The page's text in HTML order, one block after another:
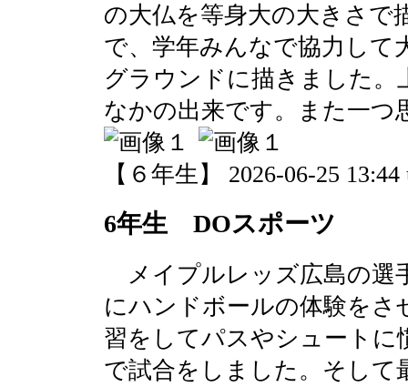
の大仏を等身大の大きさで
で、学年みんなで協力して
グラウンドに描きました
なかの出来です。また一つ
【６年生】 2026-06-25 13:44
6年生 DOスポーツ
メイプルレッズ広島の選
にハンドボールの体験を
習をしてパスやシュートに
で試合をしました。そして